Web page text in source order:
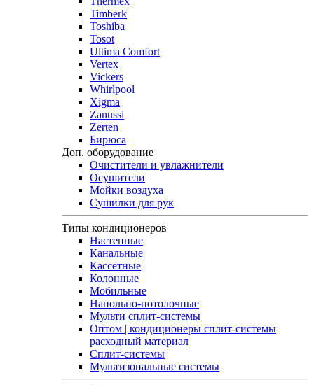
Timberk
Toshiba
Tosot
Ultima Comfort
Vertex
Vickers
Whirlpool
Xigma
Zanussi
Zerten
Бирюса
Доп. оборудование
Очистители и увлажнители
Осушители
Мойки воздуха
Сушилки для рук
Типы кондиционеров
Настенные
Канальные
Кассетные
Колонные
Мобильные
Напольно-потолочные
Мульти сплит-системы
Оптом | кондиционеры сплит-системы
расходный материал
Сплит-системы
Мультизональные системы